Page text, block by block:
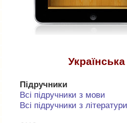
Підручники
Всі підручники з мови
Всі підручники з літератури